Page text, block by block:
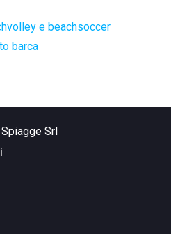
e beachsoccer
barca
Srl